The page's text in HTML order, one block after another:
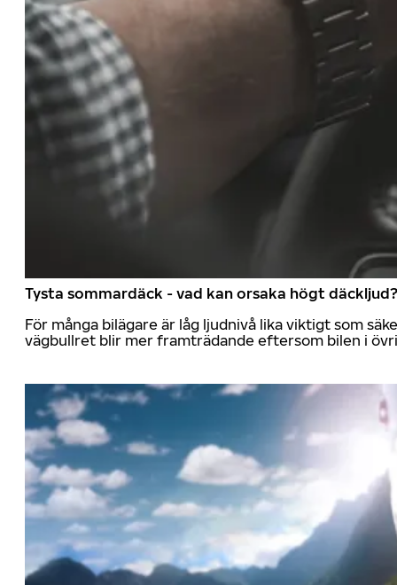
Tysta sommardäck - vad kan orsaka högt däckljud?
För många bilägare är låg ljudnivå lika viktigt som
vägbullret blir mer framträdande eftersom bilen i